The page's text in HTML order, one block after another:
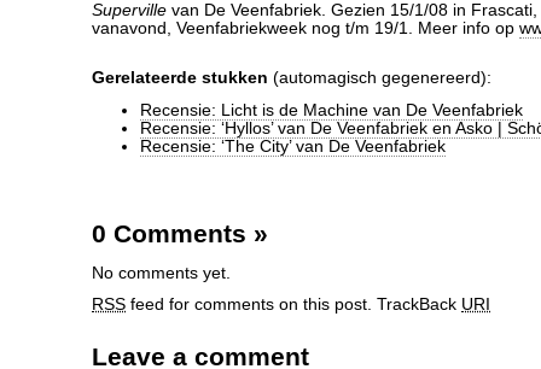
Superville van De Veenfabriek. Gezien 15/1/08 in
vanavond, Veenfabriekweek nog t/m 19/1. Meer info op
Gerelateerde stukken (automagisch gegenereerd):
Recensie: Licht is de Machine van De Veenfabriek
Recensie: ‘Hyllos’ van De Veenfabriek en Asko |
Recensie: ‘The City’ van De Veenfabriek
0 Comments »
No comments yet.
RSS feed for comments on this post. TrackBack URI
Leave a comment